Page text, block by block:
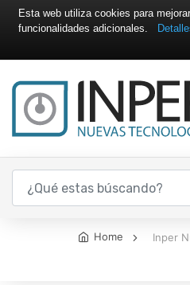
Inper Nuevas
Home Inper
Esta web utiliza cookies para
funcionalidades adicionales.